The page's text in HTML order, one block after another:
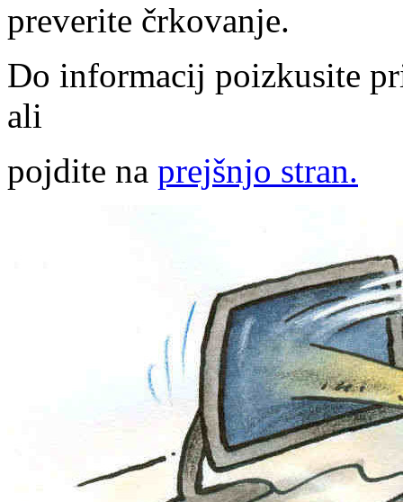
preverite črkovanje.
Do informacij poizkusite
ali
pojdite na prejšnjo stran.